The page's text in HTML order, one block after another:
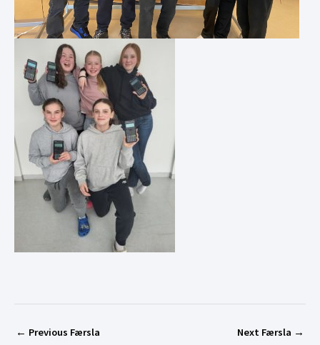
← Previous Færsla Next Færsla →